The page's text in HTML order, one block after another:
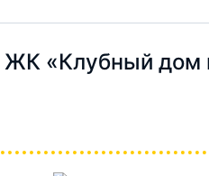
«Клубный дом